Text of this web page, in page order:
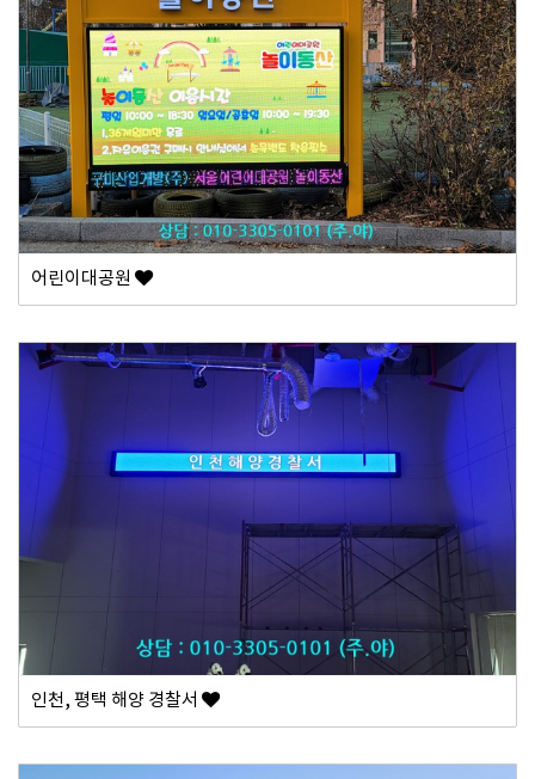
어린이대공원
인천, 평택 해양 경찰서